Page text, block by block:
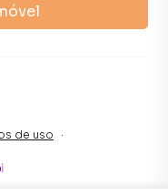
de uso ·